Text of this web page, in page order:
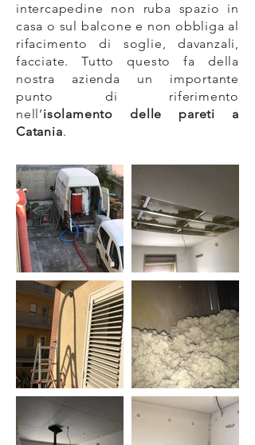
intercapedine non ruba spazio in
casa o sul balcone e non obbliga al
rifacimento di soglie, davanzali,
facciate. Tutto questo fa della
nostra azienda un importante
punto di riferimento
nell’isolamento delle pareti a
Catania.